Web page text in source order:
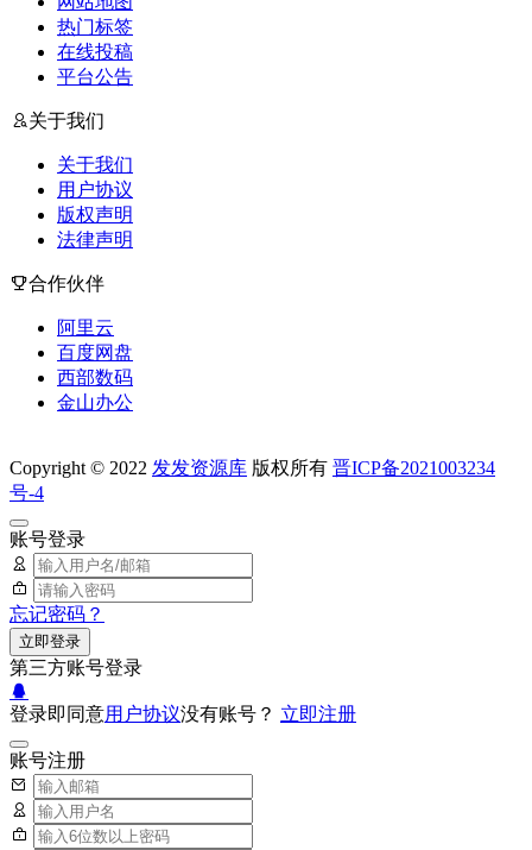
热门标签
在线投稿
平台公告
关于我们
关于我们
用户协议
版权声明
法律声明
合作伙伴
阿里云
百度网盘
西部数码
金山办公
Copyright © 2022 发发资源库 版权所有 晋ICP备2021003234
号-4
账号登录
忘记密码？
立即登录
第三方账号登录
登录即同意用户协议没有账号？ 立即注册
账号注册